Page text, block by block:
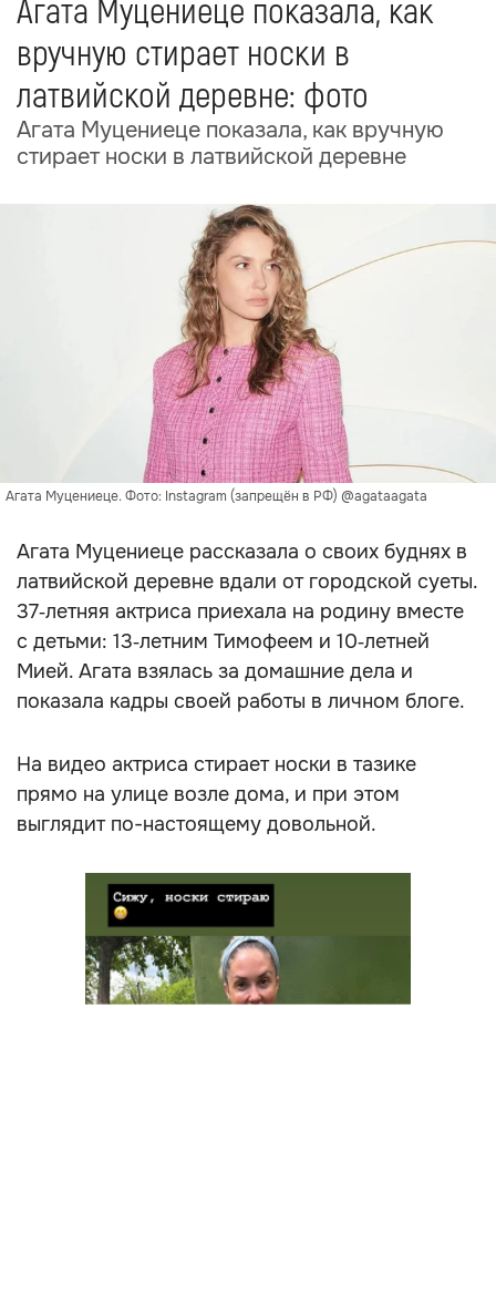
Агата Муцениеце показала, как
вручную стирает носки в
латвийской деревне: фото
Агата Муцениеце показала, как вручную
стирает носки в латвийской деревне
Агата Муцениеце. Фото: Instagram (запрещён в РФ) @agataagata
Агата Муцениеце рассказала о своих буднях в
латвийской деревне вдали от городской суеты.
37‑летняя актриса приехала на родину вместе
с детьми: 13‑летним Тимофеем и 10‑летней
Мией. Агата взялась за домашние дела и
показала кадры своей работы в личном блоге.
На видео актриса стирает носки в тазике
прямо на улице возле дома, и при этом
выглядит по-настоящему довольной.